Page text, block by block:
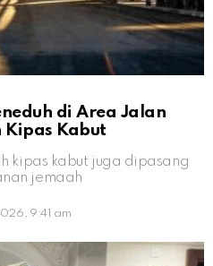
di Area Jalan
Kipas Kabut
kipas kabut juga dipasang
jemaah
9:41 am